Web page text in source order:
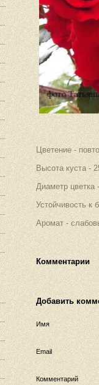
Цветение -
Высота куста -
Диаметр цветка
Устойчивость к
Аромат -
Комментарии
Добавить
Имя
Email
Комментарий